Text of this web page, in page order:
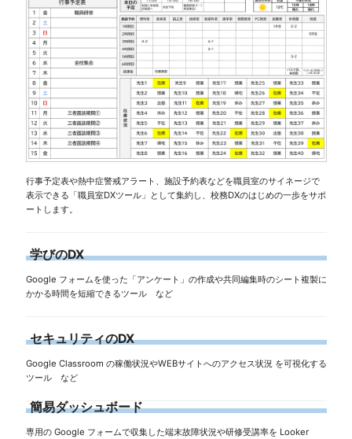
行事予定表や熱中症警戒アラート、施設予約表などを職員室のサイネージで
表示できる「職員室DXツール」として集約し、校務DXのはじめの一歩をサポ
ートします。
学びのDX
Google フォームを使った「アンケート」の作成や共同編集時のシート複製に
かかる時間を短縮できるツール など
セキュリティのDX
Google Classroom の稼働状況やWEBサイトへのアクセス状況 を可視化する
ツール など
簡易ダッシュボード
専用の Google フォームで収集した端末故障状況や研修受講率を Looker